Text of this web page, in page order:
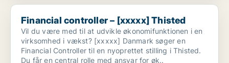
Financial controller – [xxxxx] Thisted
Financial controller – [xxxxx] Thisted
Vil du være med til at udvikle økonomifunktionen i en
virksomhed i vækst? [xxxxx] Danmark søger en
Financial Controller til en nyoprettet stilling i Thisted.
Du får en central rolle med ansvar for øk..